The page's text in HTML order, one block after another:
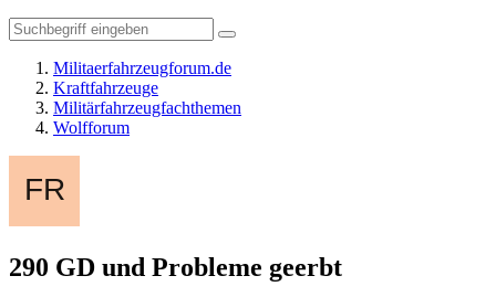
Militaerfahrzeugforum.de
Kraftfahrzeuge
Militärfahrzeugfachthemen
Wolfforum
290 GD und Probleme geerbt